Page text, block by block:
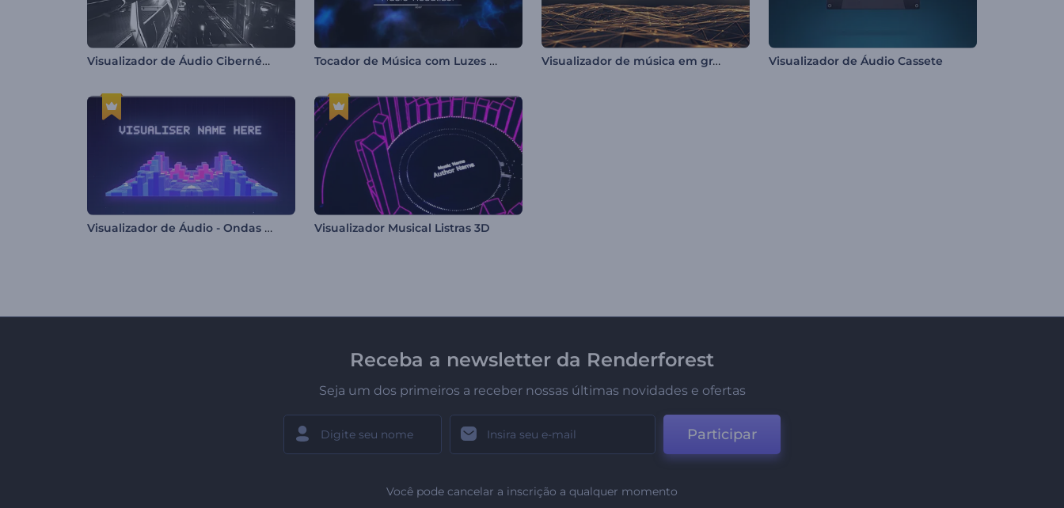
Visualizador de Áudio Cibernético Tocador de Música com Luzes Escuras Visualizador de música em grade pulsante Visualizador de Áudio Cassete
Visualizador de Áudio - Ondas Pixeladas Visualizador Musical Listras 3D
Receba a newsletter da Renderforest
Seja um dos primeiros a receber nossas últimas novidades e ofertas
Participar
Você pode cancelar a inscrição a qualquer momento